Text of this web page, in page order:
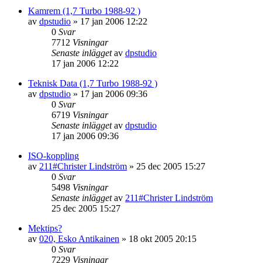
Kamrem (1,7 Turbo 1988-92 )
av dpstudio » 17 jan 2006 12:22
0 Svar
7712 Visningar
Senaste inläggetav dpstudio
17 jan 2006 12:22
Teknisk Data (1,7 Turbo 1988-92 )
av dpstudio » 17 jan 2006 09:36
0 Svar
6719 Visningar
Senaste inläggetav dpstudio
17 jan 2006 09:36
ISO-koppling
av 211#Christer Lindström » 25 dec 2005 15:27
0 Svar
5498 Visningar
Senaste inläggetav 211#Christer Lindström
25 dec 2005 15:27
Mektips?
av 020, Esko Antikainen » 18 okt 2005 20:15
0 Svar
7229 Visningar